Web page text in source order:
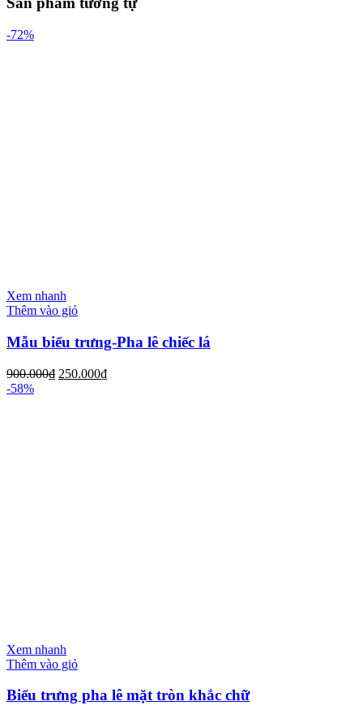
-72%
Xem nhanh
Thêm vào giỏ
Mẫu biểu trưng-Pha lê chiếc lá
900.000₫ 250.000₫
-58%
Xem nhanh
Thêm vào giỏ
Biểu trưng pha lê mặt tròn khắc chữ